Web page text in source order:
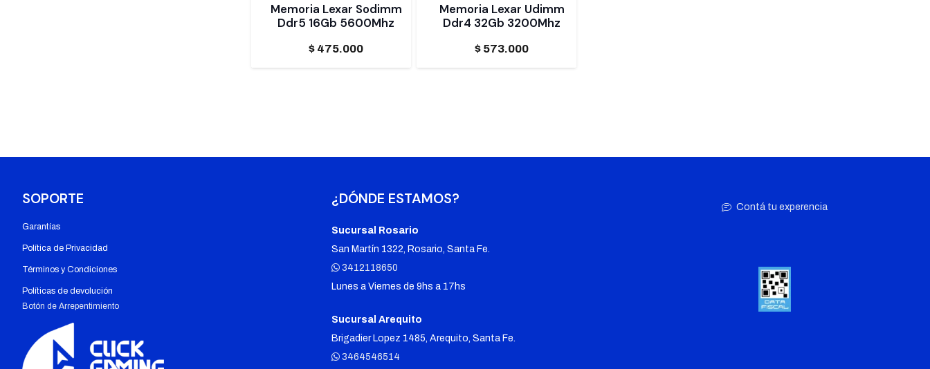
Memoria Lexar Sodimm
Ddr5 16Gb 5600Mhz
$ 475.000
Memoria Lexar Udimm
Ddr4 32Gb 3200Mhz
$ 573.000
SOPORTE
Garantías
Política de Privacidad
Términos y Condiciones
Políticas de devolución
Botón de Arrepentimiento
¿DÓNDE ESTAMOS?
Sucursal Rosario
San Martín 1322, Rosario, Santa Fe.
3412118650
Lunes a Viernes de 9hs a 17hs
Sucursal Arequito
Brigadier Lopez 1485, Arequito, Santa Fe.
3464546514
Contá tu experencia